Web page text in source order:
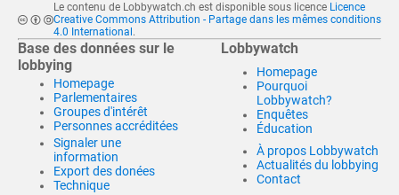
Le contenu de Lobbywatch.ch est disponible sous licence Licence
Creative Commons Attribution - Partage dans les mêmes conditions
4.0 International .
Base des données sur le
lobbying
Homepage
Parlementaires
Groupes d'intérêt
Personnes accréditées
Signaler une
information
Export des donées
Technique
Lobbywatch
Homepage
Pourquoi
Lobbywatch?
Enquêtes
Éducation
À propos Lobbywatch
Actualités du lobbying
Contact